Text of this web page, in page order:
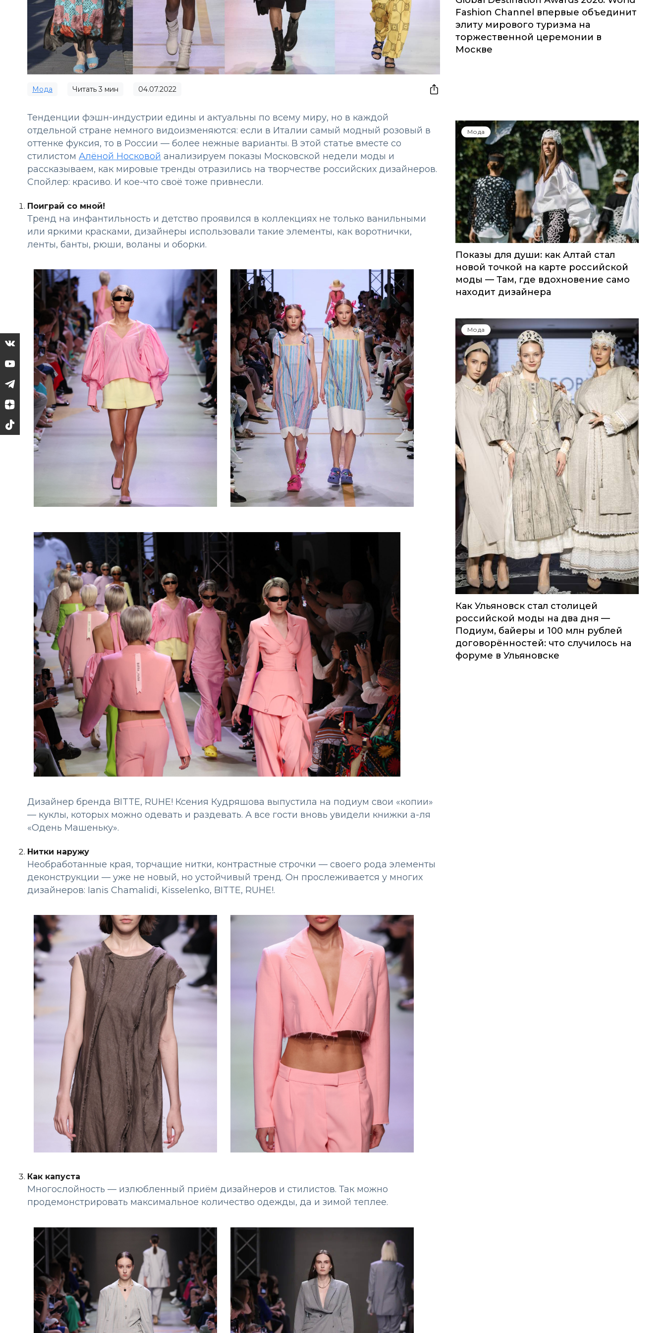
Мода Читать3 мин 04.07.2022
Тенденции фэшн-индустрии едины и актуальны по всему миру, но в каждой
отдельной стране немного видоизменяются: если в Италии самый модный розовый в
оттенке фуксия, то в России — более нежные варианты. В этой статье вместе со
стилистом Алёной Носковой анализируем показы Московской недели моды и
рассказываем, как мировые тренды отразились на творчестве российских дизайнеров.
Спойлер: красиво. И кое-что своё тоже привнесли.
Поиграй со мной!
Тренд на инфантильность и детство проявился в коллекциях не только ванильными
или яркими красками, дизайнеры использовали такие элементы, как воротнички,
ленты, банты, рюши, воланы и оборки.
Дизайнер бренда BITTE, RUHE! Ксения Кудряшова выпустила на подиум свои «копии»
— куклы, которых можно одевать и раздевать. А все гости вновь увидели книжки а-ля
«Одень Машеньку».
Нитки наружу
Необработанные края, торчащие нитки, контрастные строчки — своего рода элементы
деконструкции — уже не новый, но устойчивый тренд. Он прослеживается у многих
дизайнеров: Ianis Chamalidi, Kisselenko, BITTE, RUHE!.
Как капуста
Многослойность — излюбленный приём дизайнеров и стилистов. Так можно
продемонстрировать максимальное количество одежды, да и зимой теплее.
Fashion Channel впервые объединит
элиту мирового туризма на
торжественной церемонии в
Москве
Мода
Показы для души: как Алтай стал
новой точкой на карте российской
моды — Там, где вдохновение само
находит дизайнера
Мода
Как Ульяновск стал столицей
российской моды на два дня —
Подиум, байеры и 100 млн рублей
договорённостей: что случилось на
форуме в Ульяновске